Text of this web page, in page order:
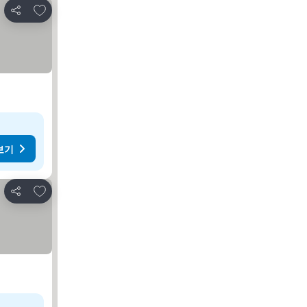
공유
즐겨찾기에 추가
기
공유
즐겨찾기에 추가